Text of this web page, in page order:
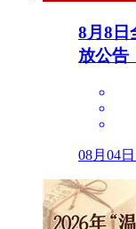
8月8日
放公告
08月04